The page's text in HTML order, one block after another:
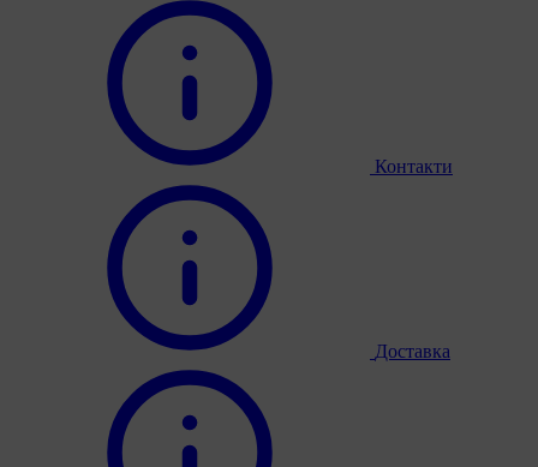
Контакти
Доставка